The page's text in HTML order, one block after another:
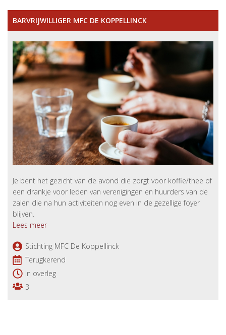
BARVRIJWILLIGER MFC DE KOPPELLINCK
Je bent het gezicht van de avond die zorgt voor koffie/thee of
een drankje voor leden van verenigingen en huurders van de
zalen die na hun activiteiten nog even in de gezellige foyer
blijven.
Lees meer
Stichting MFC De Koppellinck
Terugkerend
In overleg
3